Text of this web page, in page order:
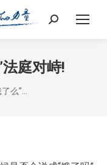
Search:
法庭对峙!
么”…